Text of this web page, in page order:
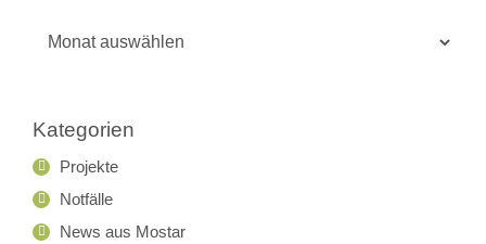
Kategorien
Projekte
Notfälle
News aus Mostar